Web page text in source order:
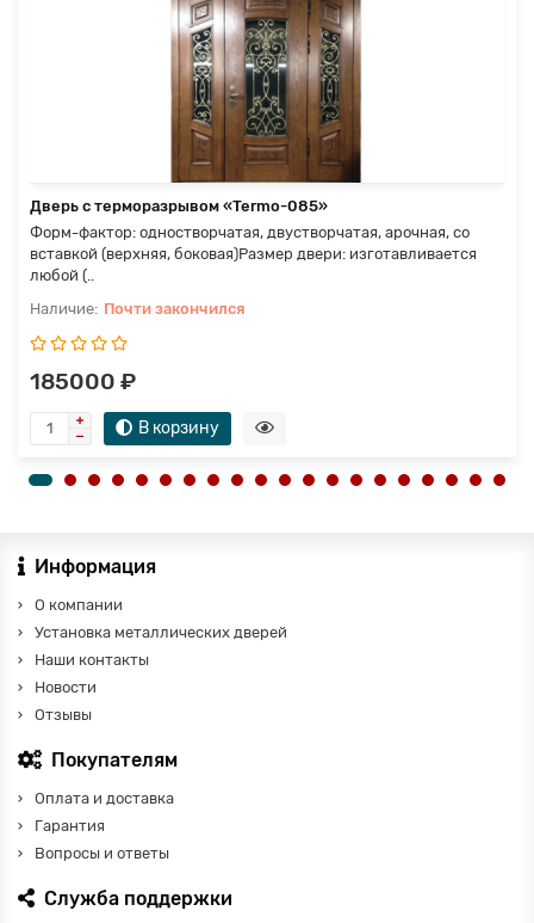
Дверь с терморазрывом «Termo-085»
Форм-фактор: одностворчатая, двустворчатая, арочная, со
вставкой (верхняя, боковая)Размер двери: изготавливается
любой (..
Почти закончился
185000 ₽
В корзину
Информация
О компании
Установка металлических дверей
Наши контакты
Новости
Отзывы
Покупателям
Оплата и доставка
Гарантия
Вопросы и ответы
Служба поддержки